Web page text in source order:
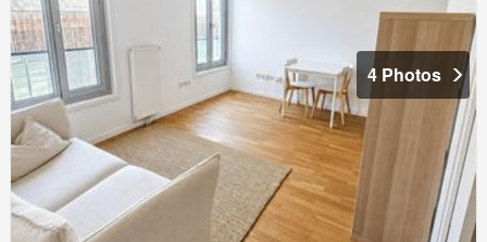
4 Photos